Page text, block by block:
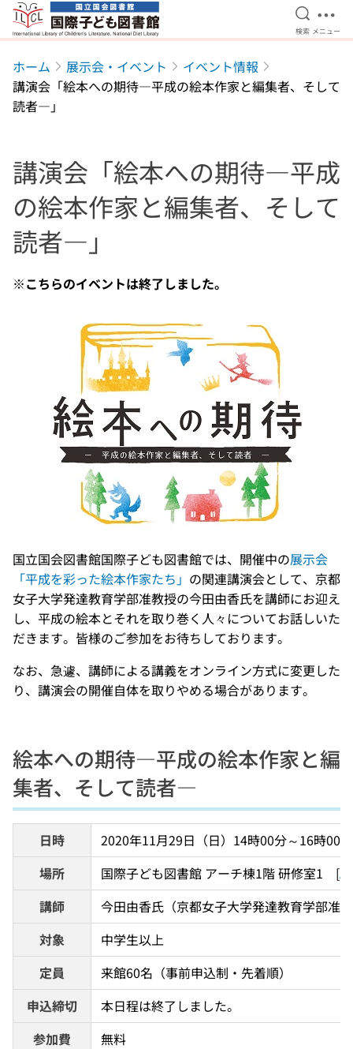
本文へ移動
検索を
検索 メ
メニュー
ホーム 展示会・イベント
イベント情報
講演会「絵本への期待―平成の絵本作家と編集者、そして
読者―」
講演会「絵本への期待―平成
の絵本作家と編集者、そして
読者―」
※こちらのイベントは終了しました。
国立国会図書館国際子ども図書館では、開催中の展示会
「平成を彩った絵本作家たち」 の関連講演会として、京都
女子大学発達教育学部准教授の今田由香氏を講師にお迎え
し、平成の絵本とそれを取り巻く人々についてお話しいた
だきます。皆様のご参加をお待ちしております。
なお、急遽、講師による講義をオンライン方式に変更した
り、講演会の開催自体を取りやめる場合があります。
絵本への期待―平成の絵本作家と編
集者、そして読者―
日時
2020年11月29日（日）14時00分～16時00
場所
国際子ども図書館 アーチ棟1階 研修室1　[
講師
今田由香氏（京都女子大学発達教育学部准
対象
中学生以上
定員
来館60名（事前申込制・先着順）
申込締切
本日程は終了しました。
参加費
無料